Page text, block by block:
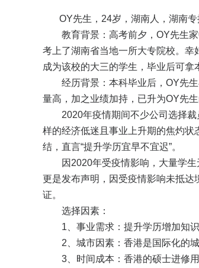
OY先生，24岁，湖南人，湖南专
教育背景：高考前夕，OY先生家
考上了湖南省当地一所大专院校。
成为该校的大三的学生，毕业后可拿
经历背景：本科毕业后，OY先生
量高，加之业绩加持，已升为OY先
2020年疫情期间不少公司选择裁
样的经济低迷且事业上升期的焦灼状
结，直言“提升学历宜早不宜迟”。
因2020年受疫情影响，大量学生
更是发布声明，因受疫情影响未抵达
证。
选择因素：
1、事业需求：提升学历增加知识
2、城市因素：香港是国际化的城
3、时间成本：香港的硕士进修用